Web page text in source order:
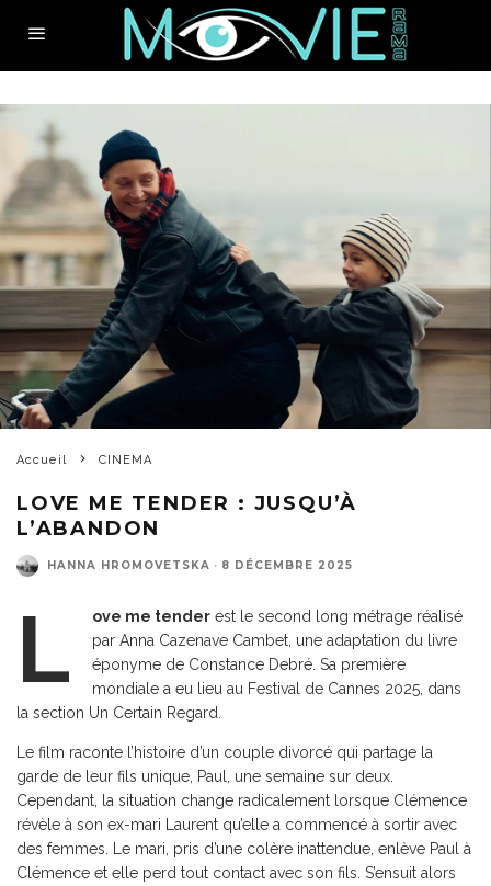
Accueil CINEMA
LOVE ME TENDER : JUSQU’À
L’ABANDON
HANNA HROMOVETSKA · 8 DÉCEMBRE 2025
L ove me tender est le second long métrage réalisé
par Anna Cazenave Cambet, une adaptation du livre
éponyme de Constance Debré. Sa première
mondiale a eu lieu au Festival de Cannes 2025, dans
la section Un Certain Regard.
Le film raconte l’histoire d’un couple divorcé qui partage la
garde de leur fils unique, Paul, une semaine sur deux.
Cependant, la situation change radicalement lorsque Clémence
révèle à son ex-mari Laurent qu’elle a commencé à sortir avec
des femmes. Le mari, pris d’une colère inattendue, enlève Paul à
Clémence et elle perd tout contact avec son fils. S’ensuit alors